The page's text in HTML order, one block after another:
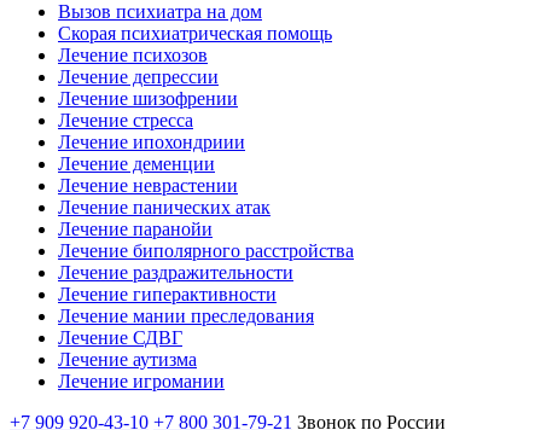
Вызов психиатра на дом
Скорая психиатрическая помощь
Лечение психозов
Лечение депрессии
Лечение шизофрении
Лечение стресса
Лечение ипохондриии
Лечение деменции
Лечение неврастении
Лечение панических атак
Лечение паранойи
Лечение биполярного расстройства
Лечение раздражительности
Лечение гиперактивности
Лечение мании преследования
Лечение СДВГ
Лечение аутизма
Лечение игромании
+7 909 920-43-10 +7 800 301-79-21 Звонок по России